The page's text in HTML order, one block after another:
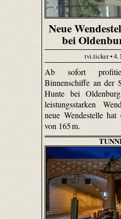
Neue
bei
tvi.ticker • 4.
Ab sofort
Binnenschiffe an der
Hunte bei
leistungsstarken
neue Wendestelle hat
von 165 m.